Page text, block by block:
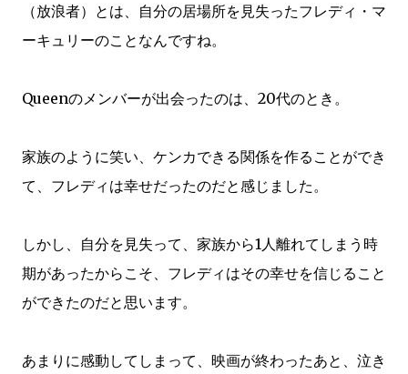
（放浪者）とは、自分の居場所を見失ったフレディ・マ
ーキュリーのことなんですね。
Queenのメンバーが出会ったのは、20代のとき。
家族のように笑い、ケンカできる関係を作ることができ
て、フレディは幸せだったのだと感じました。
しかし、自分を見失って、家族から1人離れてしまう時
期があったからこそ、フレディはその幸せを信じること
ができたのだと思います。
あまりに感動してしまって、映画が終わったあと、泣き